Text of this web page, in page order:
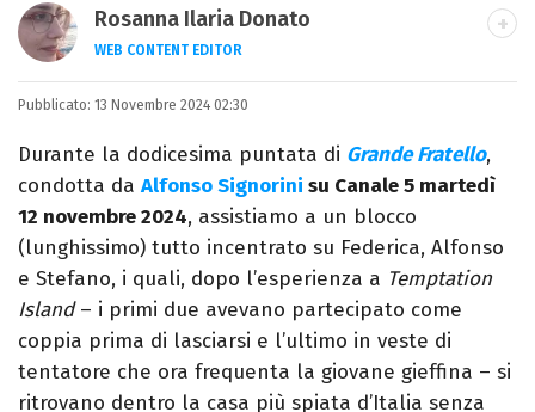
Rosanna Ilaria Donato
WEB CONTENT EDITOR
Laureata in Linguaggi dei Media, mi dedico
Ho lavorato come web content editor
freelance per diverse testate.
Pubblicato: 13 Novembre 2024 02:30
Durante la dodicesima puntata di Grande Fratello,
condotta da Alfonso Signorini su Canale 5 martedì
12 novembre 2024, assistiamo a un blocco
(lunghissimo) tutto incentrato su Federica, Alfonso
e Stefano, i quali, dopo l’esperienza a Temptation
Island– i primi due avevano partecipato come
coppia prima di lasciarsi e l’ultimo in veste di
tentatore che ora frequenta la giovane gieffina – si
ritrovano dentro la casa più spiata d’Italia senza